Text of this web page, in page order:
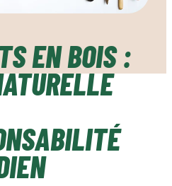
EN BOIS :